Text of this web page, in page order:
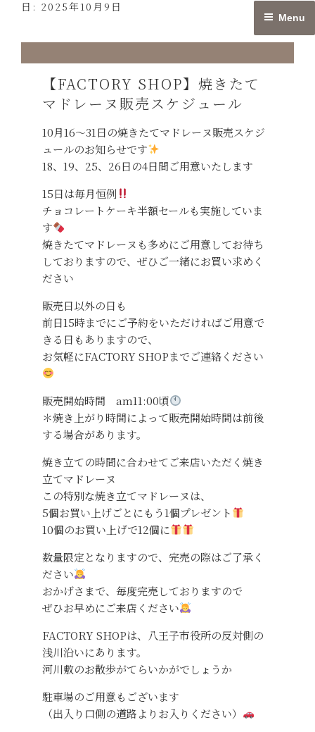
content
Menu
日: 2025年10月9日
【FACTORY SHOP】焼きたて
マドレーヌ販売スケジュール
10月16〜31日の焼きたてマドレーヌ販売スケジ
ュールのお知らせです
18、19、25、26日の4日間ご用意いたします
15日は毎月恒例
チョコレートケーキ半額セールも実施していま
す
焼きたてマドレーヌも多めにご用意してお待ち
しておりますので、ぜひご一緒にお買い求めく
ださい
販売日以外の日も
前日15時までにご予約をいただければご用意で
きる日もありますので、
お気軽にFACTORY SHOPまでご連絡ください
販売開始時間 am11:00頃
＊焼き上がり時間によって販売開始時間は前後
する場合があります。
焼き立ての時間に合わせてご来店いただく焼き
立てマドレーヌ
この特別な焼き立てマドレーヌは、
5個お買い上げごとにもう1個プレゼント
10個のお買い上げで12個に
数量限定となりますので、完売の際はご了承く
ださい
おかげさまで、毎度完売しておりますので
ぜひお早めにご来店ください
FACTORY SHOPは、八王子市役所の反対側の
浅川沿いにあります。
河川敷のお散歩がてらいかがでしょうか
駐車場のご用意もございます
（出入り口側の道路よりお入りください）